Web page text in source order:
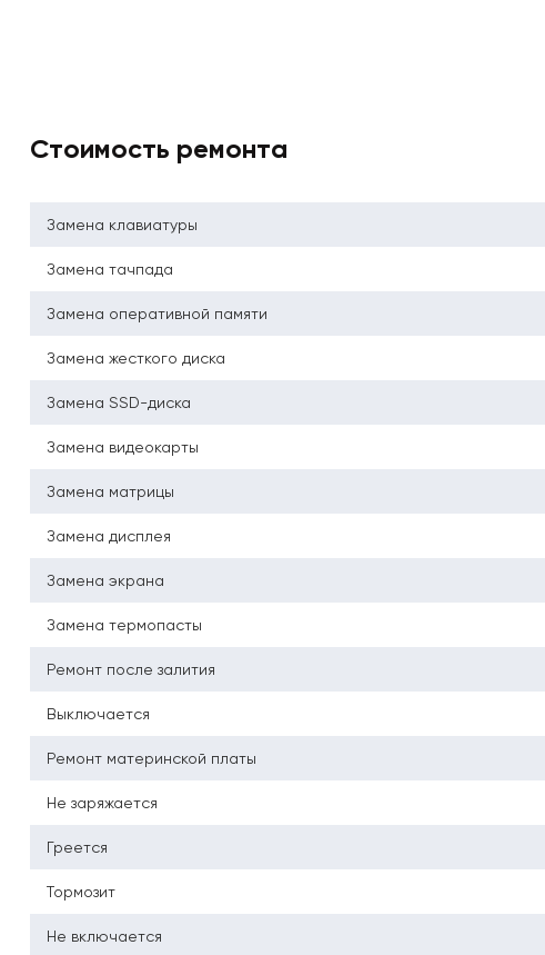
Стоимость ремонта
Замена клавиатуры
Замена тачпада
Замена оперативной памяти
Замена жесткого диска
Замена SSD-диска
Замена видеокарты
Замена матрицы
Замена дисплея
Замена экрана
Замена термопасты
Ремонт после залития
Выключается
Ремонт материнской платы
Не заряжается
Греется
Тормозит
Не включается